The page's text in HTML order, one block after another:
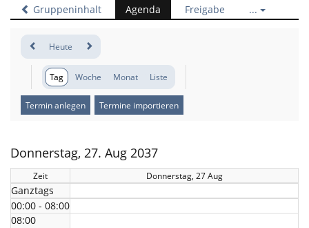
Gruppeninhalt Agenda Freigabe ...
Heute
Tag Woche Monat Liste
Termin anlegen Termine importieren
Donnerstag, 27. Aug 2037
Zeit Donnerstag, 27 Aug
Ganztags
00:00 - 08:00
08:00